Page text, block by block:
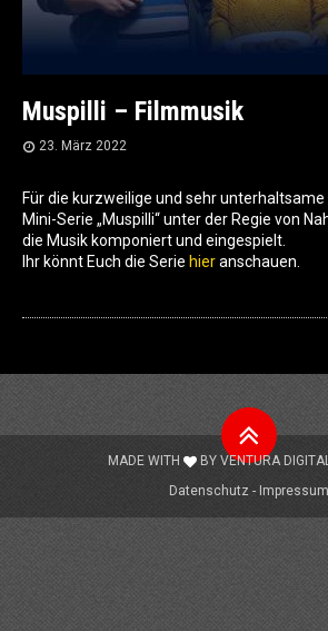
Muspilli – Filmmusik
23. März 2022
Für die kurzweilige und sehr unterhaltsame
Mini-Serie „Muspilli“ unter der Regie von
die Musik komponiert und eingespielt.
Ihr könnt Euch die Serie hieranschauen.
Nach
oben
MADE WITH BY VENTURA
Datenschutz
Impressum